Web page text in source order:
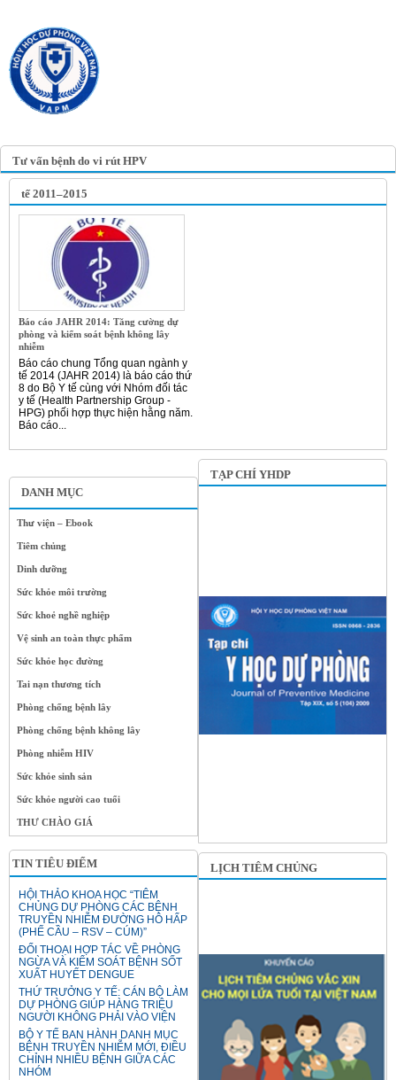
Tư vấn bệnh do vi rút HPV
DANH MỤC
Thư viện – Ebook
Tiêm chủng
Dinh dưỡng
Sức khỏe môi trường
Sức khoẻ nghề nghiệp
Vệ sinh an toàn thực phẩm
Sức khỏe học đường
Tai nạn thương tích
Phòng chống bệnh lây
Phòng chống bệnh không lây
Phòng nhiễm HIV
Sức khỏe sinh sản
Sức khỏe người cao tuổi
THƯ CHÀO GIÁ
TIN TIÊU ĐIỂM
HỘI THẢO KHOA HỌC “TIÊM
CHỦNG DỰ PHÒNG CÁC BỆNH
TRUYỀN NHIỄM ĐƯỜNG HÔ HẤP
(PHẾ CẦU – RSV – CÚM)”
ĐỐI THOẠI HỢP TÁC VỀ PHÒNG
NGỪA VÀ KIỂM SOÁT BỆNH SỐT
XUẤT HUYẾT DENGUE
THỨ TRƯỞNG Y TẾ: CÁN BỘ LÀM
DỰ PHÒNG GIÚP HÀNG TRIỆU
NGƯỜI KHÔNG PHẢI VÀO VIỆN
BỘ Y TẾ BAN HÀNH DANH MỤC
BỆNH TRUYỀN NHIỄM MỚI, ĐIỀU
CHỈNH NHIỀU BỆNH GIỮA CÁC
NHÓM
tế 2011–2015
Báo cáo JAHR 2014: Tăng cường dự
phòng và kiểm soát bệnh không lây
nhiễm
Báo cáo chung Tổng quan ngành y
tế 2014 (JAHR 2014) là báo cáo thứ
8 do Bộ Y tế cùng với Nhóm đối tác
y tế (Health Partnership Group -
HPG) phối hợp thực hiện hằng năm.
Báo cáo...
TẠP CHÍ YHDP
LỊCH TIÊM CHỦNG